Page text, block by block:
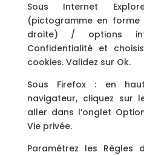
Sous Internet
(pictogramme en
droite) / options
Confidentialité et
cookies. Validez sur Ok.
Sous Firefox : en
navigateur, cliquez sur
aller dans l’onglet
Vie privée.
Paramétrez les Règles